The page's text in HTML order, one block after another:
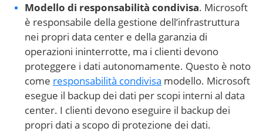
Modello di responsabilità condivisa. Microsoft
è responsabile della gestione dell’infrastruttura
nei propri data center e della garanzia di
operazioni ininterrotte, ma i clienti devono
proteggere i dati autonomamente. Questo è noto
come responsabilità condivisa modello. Microsoft
esegue il backup dei dati per scopi interni al data
center. I clienti devono eseguire il backup dei
propri dati a scopo di protezione dei dati.